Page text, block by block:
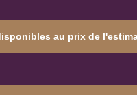
au prix de